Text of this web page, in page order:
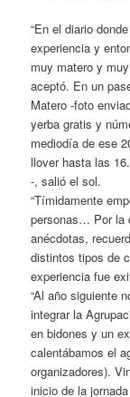
“En el diario
experiencia y
muy matero y
aceptó. En un
Matero -foto
yerba gratis y
mediodía de ese
llover hasta las
-, salió el sol.
“Tímidamente
personas… Por la
anécdotas,
distintos tipos de
experiencia fue
“Al año siguiente
integrar la
en bidones y un
calentábamos el
organizadores).
inicio de la